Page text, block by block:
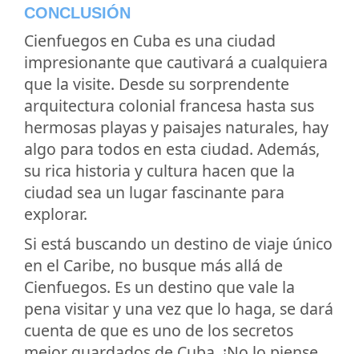
CONCLUSIÓN
Cienfuegos en Cuba es una ciudad
impresionante que cautivará a cualquiera
que la visite. Desde su sorprendente
arquitectura colonial francesa hasta sus
hermosas playas y paisajes naturales, hay
algo para todos en esta ciudad. Además,
su rica historia y cultura hacen que la
ciudad sea un lugar fascinante para
explorar.
Si está buscando un destino de viaje único
en el Caribe, no busque más allá de
Cienfuegos. Es un destino que vale la
pena visitar y una vez que lo haga, se dará
cuenta de que es uno de los secretos